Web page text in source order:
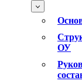
ОУ